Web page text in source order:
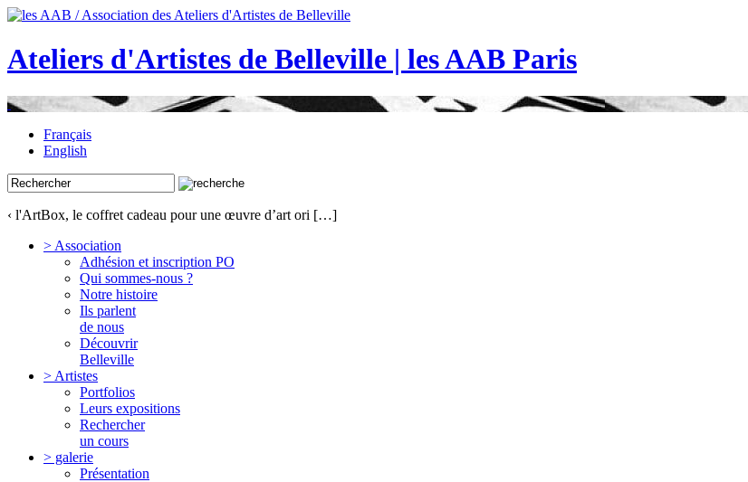
Ateliers d'Artistes de Belleville | les AAB Paris
Français
English
‹ l'ArtBox, le coffret cadeau pour une œuvre d’art ori […]
> Association
Adhésion et inscription PO
Qui sommes-nous ?
Notre histoire
Ils parlent
de nous
Découvrir
Belleville
> Artistes
Portfolios
Leurs expositions
Rechercher
un cours
> galerie
Présentation